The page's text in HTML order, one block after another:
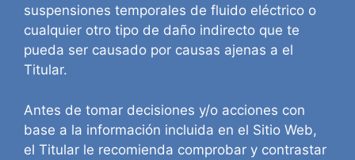
suspensiones temporales de fluido eléctrico o
cualquier otro tipo de daño indirecto que te
pueda ser causado por causas ajenas a el
Titular.
Antes de tomar decisiones y/o acciones con
base a la información incluida en el Sitio Web,
el Titular le recomienda comprobar y contrastar